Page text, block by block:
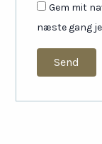
Gem mit
næste gang